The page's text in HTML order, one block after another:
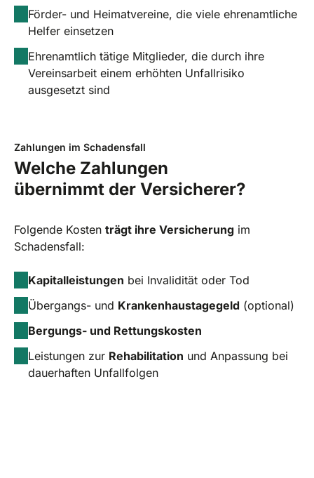
Förder- und Heimatvereine, die viele ehrenamtliche
Helfer einsetzen
Ehrenamtlich tätige Mitglieder, die durch ihre
Vereinsarbeit einem erhöhten Unfallrisiko
ausgesetzt sind
Zahlungen im Schadensfall
Welche Zahlungen
übernimmt der Versicherer?
Folgende Kosten trägt ihre Versicherung im
Schadensfall:
Kapitalleistungen bei Invalidität oder Tod
Übergangs- und Krankenhaustagegeld (optional)
Bergungs- und Rettungskosten
Leistungen zur Rehabilitation und Anpassung bei
dauerhaften Unfallfolgen